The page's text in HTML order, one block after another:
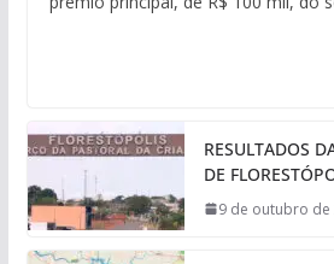
RESULTADOS
DE
9 de outubro de